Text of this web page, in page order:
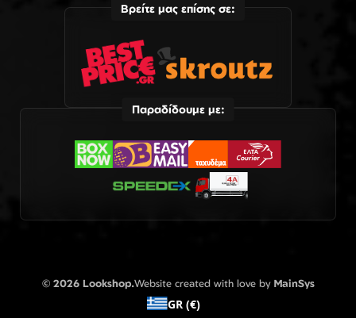
Βρείτε μας επίσης σε:
Παραδίδουμε με:
© 2026 Lookshop.Website created with love by MainSys
GR (€)